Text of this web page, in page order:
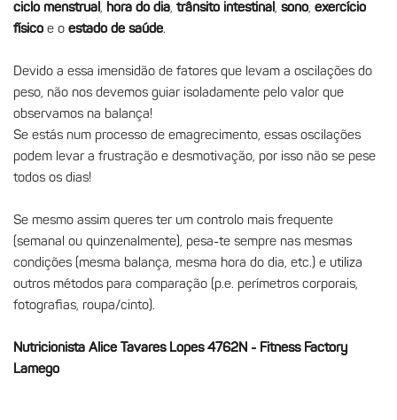
ciclo menstrual , hora do dia, trânsito intestinal , sono, exercício
físico e o estado de saúde.
Devido a essa imensidão de fatores que levam a oscilações do
peso, não nos devemos guiar isoladamente pelo valor que
observamos na balança!
Se estás num processo de emagrecimento, essas oscilações
podem levar a frustração e desmotivação, por isso não se pese
todos os dias!
Se mesmo assim queres ter um controlo mais frequente
(semanal ou quinzenalmente), pesa-te sempre nas mesmas
condições (mesma balança, mesma hora do dia, etc.) e utiliza
outros métodos para comparação (p.e. perímetros corporais,
fotografias, roupa/cinto).
Nutricionista Alice Tavares Lopes 4762N - Fitness Factory
Lamego